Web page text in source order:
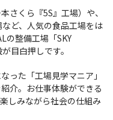
さくら『5S』工場）や、
ど、人気の食品工場をは
の整備工場「SKY
目白押しです。
った「工場見学マニア」
介。お仕事体験ができる
しみながら社会の仕組み